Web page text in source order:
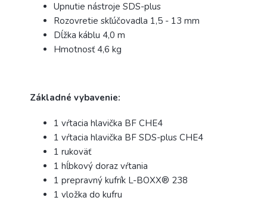
Upnutie nástroje SDS-plus
Rozovretie skľúčovadla 1,5 - 13 mm
Dĺžka káblu 4,0 m
Hmotnosť 4,6 kg
Základné vybavenie:
1 vŕtacia hlavička BF CHE4
1 vŕtacia hlavička BF SDS-plus CHE4
1 rukoväť
1 hĺbkový doraz vŕtania
1 prepravný kufrík L-BOXX® 238
1 vložka do kufru